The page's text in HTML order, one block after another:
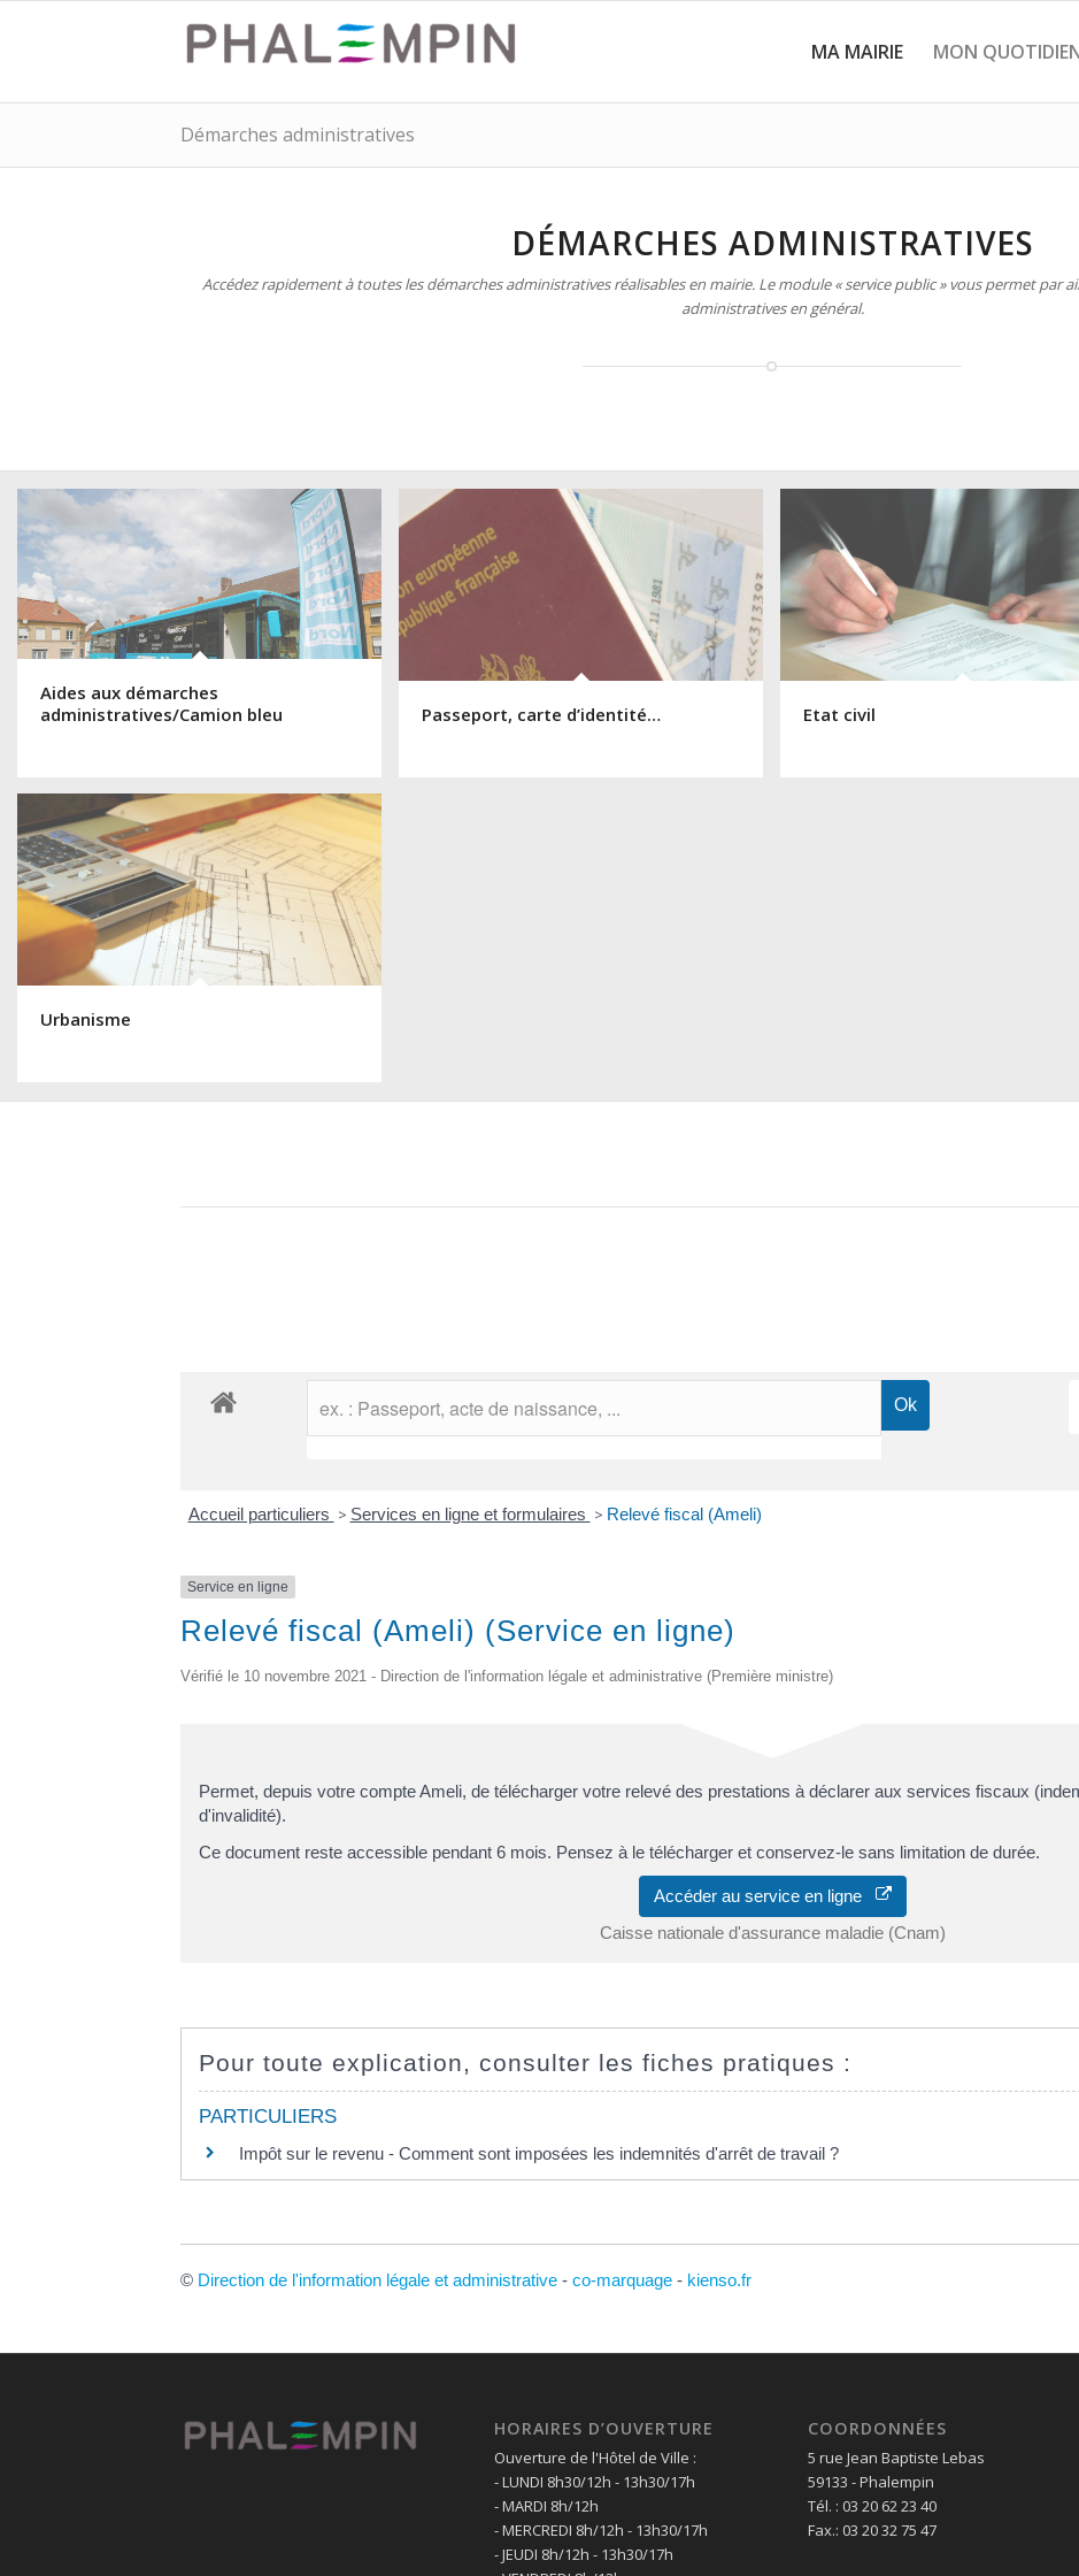
MA MAIRIE MON
Démarches administratives
DÉMARCHES ADMINISTRATIVES
Accédez rapidement à toutes les démarches administratives réalisables en mairie. Le module « service public » vous permet par
administratives en général.
Aides aux démarches
administratives/Camion bleu
Passeport, carte d’identité… Etat civil
Urbanisme
Accueil particuliers > Services en ligne et formulaires > Relevé fiscal (Ameli)
Service en ligne
Relevé fiscal (Ameli) (Service en ligne)
Vérifié le 10 novembre 2021 - Direction de l'information légale et administrative (Première ministre)
Permet, depuis votre compte Ameli, de télécharger votre relevé des prestations à déclarer aux services fiscaux
d'invalidité).
Ce document reste accessible pendant 6 mois. Pensez à le télécharger et conservez-le sans limitation de durée.
Accéder au service en ligne
Caisse nationale d'assurance maladie (Cnam)
Pour toute explication, consulter les fiches pratiques :
PARTICULIERS
Impôt sur le revenu - Comment sont imposées les indemnités d'arrêt de travail ?
© Direction de l'information légale et administrative - co-marquage - kienso.fr
HORAIRES D’OUVERTURE
Ouverture de l'Hôtel de Ville :
- LUNDI 8h30/12h - 13h30/17h
- MARDI 8h/12h
- MERCREDI 8h/12h - 13h30/17h
- JEUDI 8h/12h - 13h30/17h
COORDONNÉES
5 rue Jean Baptiste Lebas
59133 - Phalempin
Tél. : 03 20 62 23 40
Fax.: 03 20 32 75 47